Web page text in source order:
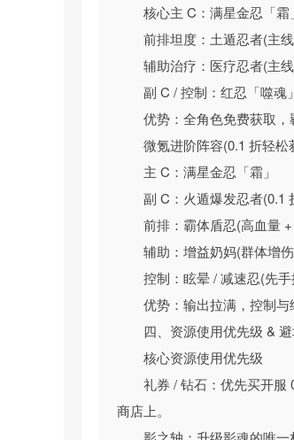
游戏采用独特的写意水墨
色灵动鲜活，BOSS 设计兼具
效，带来拳拳到肉的打击感，让
多元玩法不重样，热血休闲
除了核心的主线闯关与开
牢迷宫等挑战，装备掉落融入随
血对战玩法，更有公会组队副
的所有需求。
核心主 C：满星金忍「
前排坦度：土遁忍者(主
辅助治疗：医疗忍者(主
副 C / 控制：红忍「噬魂
优势：全角色免费获取，
微氪进阶阵容(0.1 折轻松
主 C：满星金忍「霜」
副 C：火遁爆发忍者(0.1
前排：霸体盾忍(高血量
辅助：增益奶妈(群体增
控制：眩晕 / 减速忍(先
优势：输出拉满，控制与
四、资源使用优先级 &
核心资源使用优先级
礼券 / 钻石：优先买开服
商店上。